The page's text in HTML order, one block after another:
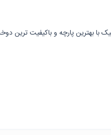
با بهترین پارچه و باکیفیت ترین